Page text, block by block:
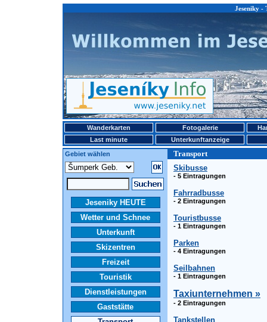
Jeseniky -
Wanderkarten Fotogalerie
Last minute
Unterkunftanzeige
Gebiet wählen
Transport
Jeseniky HEUTE
Wetter und Schnee
Unterkunft
Skizentren
Freizeit
Touristik
Dienstleistungen
Gaststätte
Skibusse
- 5 Eintragungen
Fahrradbusse
- 2 Eintragungen
Touristbusse
- 1 Eintragungen
Parken
- 4 Eintragungen
Seilbahnen
- 1 Eintragungen
Taxiunternehmen »
- 2 Eintragungen
Tankstellen